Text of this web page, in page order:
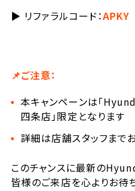
▶ リファラルコード：APKY
📌ご注意：
本キャンペーンは「
四条店」限定となります
詳細は店舗スタッフまで
このチャンスに最新の
皆様のご来店を心よりお待